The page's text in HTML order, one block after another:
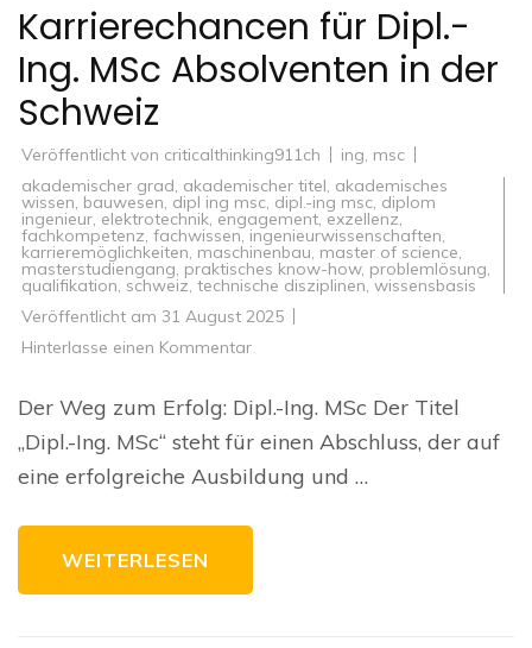
Karrierechancen für Dipl.-
Ing. MSc Absolventen in der
Schweiz
Veröffentlicht von criticalthinking911ch ing, msc
akademischer grad, akademischer titel, akademisches
wissen, bauwesen, dipl ing msc, dipl.-ing msc, diplom
ingenieur, elektrotechnik, engagement, exzellenz,
fachkompetenz, fachwissen, ingenieurwissenschaften,
karrieremöglichkeiten, maschinenbau, master of science,
masterstudiengang, praktisches know-how, problemlösung,
qualifikation, schweiz, technische disziplinen,wissensbasis
Veröffentlicht am 31 August 2025
Hinterlasse einen Kommentarzu
Dipl.-
Ing.
Absolventen
der
Schweiz
Der Weg zum Erfolg: Dipl.-Ing. MSc Der Titel
„Dipl.-Ing. MSc“ steht für einen Abschluss, der auf
eine erfolgreiche Ausbildung und …
WEITERLESEN